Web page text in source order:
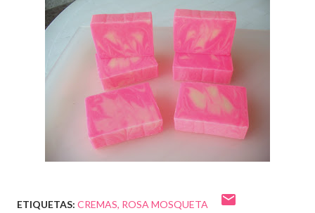
ETIQUETAS: CREMAS ROSA MOSQUETA